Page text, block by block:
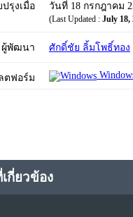
รุงเมื่อ วันที่ 18 กรกฎาคม
(Last Updated : July 18,
ผู้พัฒนา ศักดิ์ชัย ลิ้มโพธิ์ทอง
ตฟอร์ม
กี่ยวข้อง